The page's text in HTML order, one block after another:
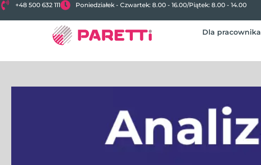
+48 500 632 111 Poniedziałek - Czwartek: 8.00 - 16.00/Piątek: 8.00 - 14.00
Dla pracownika